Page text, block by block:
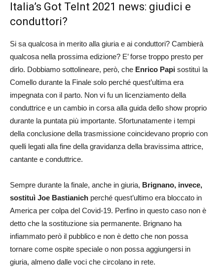
Italia’s Got Telnt 2021 news: giudici e
conduttori?
Si sa qualcosa in merito alla giuria e ai conduttori? Cambierà
qualcosa nella prossima edizione? E’ forse troppo presto per
dirlo. Dobbiamo sottolineare, però, che Enrico Papi sostituì la
Comello durante la Finale solo perché quest’ultima era
impegnata con il parto. Non vi fu un licenziamento della
conduttrice e un cambio in corsa alla guida dello show proprio
durante la puntata più importante. Sfortunatamente i tempi
della conclusione della trasmissione coincidevano proprio con
quelli legati alla fine della gravidanza della bravissima attrice,
cantante e conduttrice.
Sempre durante la finale, anche in giuria, Brignano, invece,
sostituì Joe Bastianich perché quest’ultimo era bloccato in
America per colpa del Covid-19. Perfino in questo caso non è
detto che la sostituzione sia permanente. Brignano ha
infiammato però il pubblico e non è detto che non possa
tornare come ospite speciale o non possa aggiungersi in
giuria, almeno dalle voci che circolano in rete.